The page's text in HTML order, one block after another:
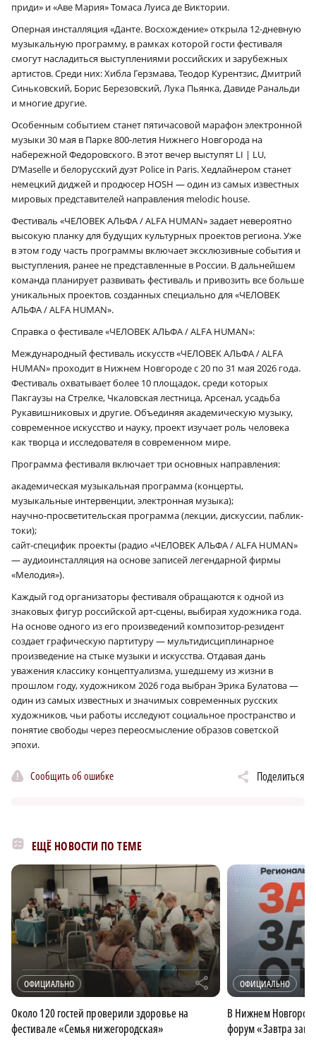
приди» и «Аве Мария» Томаса Луиса де Виктории.
Оперная инсталляция «Данте. Восхождение» открыла 12-дневную
музыкальную программу, в рамках которой гости фестиваля
смогут насладиться выступлениями российских и зарубежных
артистов. Среди них: Хибла Герзмава, Теодор Курентзис, Дмитрий
Синьковский, Борис Березовский, Лука Пьянка, Давиде Ранальди
и многие другие.
Особенным событием станет пятичасовой марафон электронной
музыки 30 мая в Парке 800-летия Нижнего Новгорода на
набережной Федоровского. В этот вечер выступят LI | LU,
D’Maselle и белорусский дуэт Police in Paris. Хедлайнером станет
немецкий диджей и продюсер HOSH — один из самых известных
мировых представителей направления melodic house.
Фестиваль «ЧЕЛОВЕК АЛЬФА / ALFA HUMAN» задает невероятно
высокую планку для будущих культурных проектов региона. Уже
в этом году часть программы включает эксклюзивные события и
выступления, ранее не представленные в России. В дальнейшем
команда планирует развивать фестиваль и привозить все больше
уникальных проектов, созданных специально для «ЧЕЛОВЕК
АЛЬФА / ALFA HUMAN».
Справка о фестивале «ЧЕЛОВЕК АЛЬФА / ALFA HUMAN»:
Международный фестиваль искусств «ЧЕЛОВЕК АЛЬФА / ALFA
HUMAN» проходит в Нижнем Новгороде с 20 по 31 мая 2026 года.
Фестиваль охватывает более 10 площадок, среди которых
Пакгаузы на Стрелке, Чкаловская лестница, Арсенал, усадьба
Рукавишниковых и другие. Объединяя академическую музыку,
современное искусство и науку, проект изучает роль человека
как творца и исследователя в современном мире.
Программа фестиваля включает три основных направления:
академическая музыкальная программа (концерты,
музыкальные интервенции, электронная музыка);
научно-просветительская программа (лекции, дискуссии, паблик-
токи);
сайт-специфик проекты (радио «ЧЕЛОВЕК АЛЬФА / ALFA HUMAN»
— аудиоинсталляция на основе записей легендарной фирмы
«Мелодия»).
Каждый год организаторы фестиваля обращаются к одной из
знаковых фигур российской арт-сцены, выбирая художника года.
На основе одного из его произведений композитор-резидент
создает графическую партитуру — мультидисциплинарное
произведение на стыке музыки и искусства. Отдавая дань
уважения классику концептуализма, ушедшему из жизни в
прошлом году, художником 2026 года выбран Эрика Булатова —
один из самых известных и значимых современных русских
художников, чьи работы исследуют социальное пространство и
понятие свободы через переосмысление образов советской
эпохи.
Сообщить об ошибке Поделиться
ЕЩЁ НОВОСТИ ПО ТЕМЕ
ОФИЦИАЛЬНО r
Около 120 гостей проверили здоровье на
фестивале «Семья нижегородская»
ОФИЦИАЛЬНО
В Нижнем
форум «Завтра